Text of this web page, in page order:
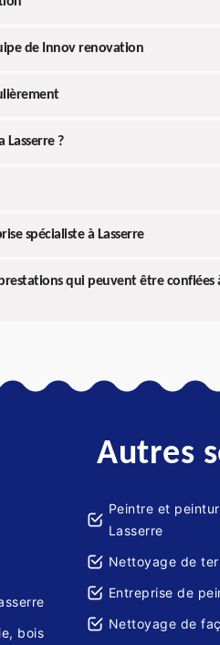
de Innov renovation
?
spécialiste à Lasserre
qui peuvent être confiées
Autres
bois
Peintre et
Lasserre
Nettoyage de
Entreprise de
Nettoyage de